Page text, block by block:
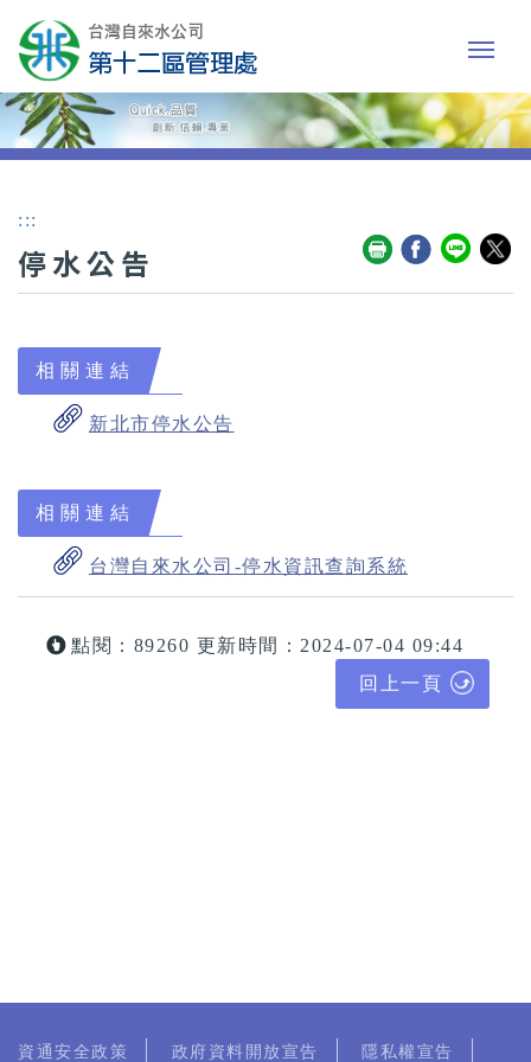
:::
停水公告
相關連結
新北市停水公告
相關連結
台灣自來水公司-停水資訊查詢系統
點閱：89260 更新時間：2024-07-04 09:44
回上一頁
資通安全政策 政府資料開放宣告 隱私權宣告